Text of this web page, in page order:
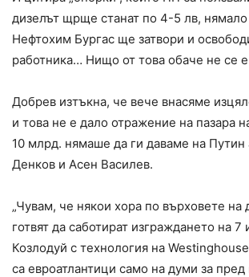
дизелът щрще станат по 4-5 лв,
Нефтохим Бургас ще затвори и
работника… Нищо от това обаче не се
Добрев изтъкна, че вече внасяме
и това не е дало отражение на пазара
10 млрд. нямаше да ги даваме на Путин
Денков и Асен Василев.
„Чувам, че някои хора по върховете на
готвят да саботират изграждането на
Козлодуй с технология на
са евроатлантици само на думи за пред